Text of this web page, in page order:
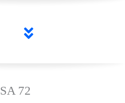
SA 72